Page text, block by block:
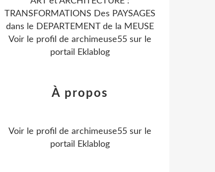
TRANSFORMATIONS Des PAYSAGES
dans le DEPARTEMENT de la MEUSE
Voir le profil de archimeuse55 sur le
portail Eklablog
À propos
Voir le profil de archimeuse55 sur le
portail Eklablog